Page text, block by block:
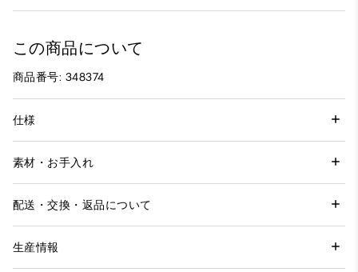
この商品について
商品番号: 348374
仕様
素材・お手入れ
配送・交換・返品について
生産情報